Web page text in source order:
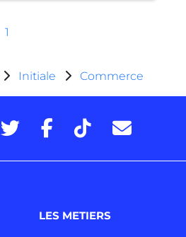
1
Initiale Commerce
LES METIERS